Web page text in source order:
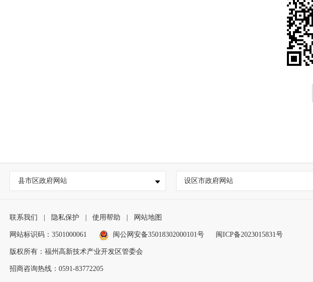
县市区政府网站 设区市政府网站
联系我们 隐私保护 使用帮助 网站地图
网站标识码：3501000061 闽公网安备35018302000101号 闽ICP备2023015831号
版权所有：福州高新技术产业开发区管委会
招商咨询热线：0591-83772205